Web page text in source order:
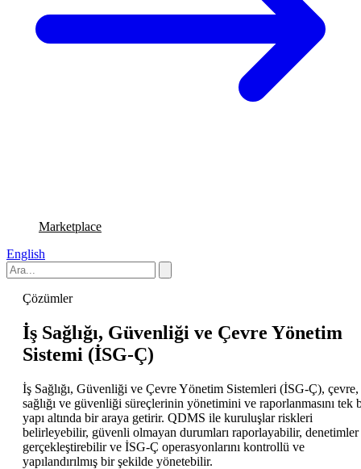
Marketplace
English
Çözümler
İş Sağlığı, Güvenliği ve Çevre Yönetim
Sistemi (İSG-Ç)
İş Sağlığı, Güvenliği ve Çevre Yönetim Sistemleri (İSG-Ç), çevre,
sağlığı ve güvenliği süreçlerinin yönetimini ve raporlanmasını tek
yapı altında bir araya getirir. QDMS ile kuruluşlar riskleri
belirleyebilir, güvenli olmayan durumları raporlayabilir, denetimler
gerçekleştirebilir ve İSG-Ç operasyonlarını kontrollü ve
yapılandırılmış bir şekilde yönetebilir.